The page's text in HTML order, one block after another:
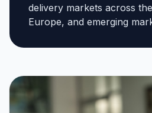
delivery markets across
Europe, and emerging